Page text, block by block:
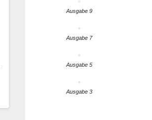
Ausgabe 9
Ausgabe 7
Ausgabe 5
Ausgabe 3